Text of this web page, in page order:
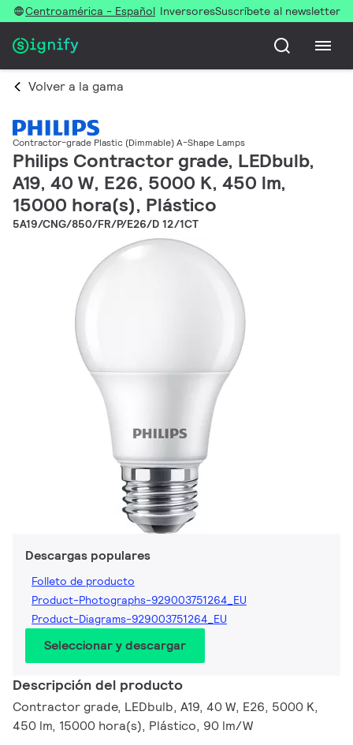
Centroamérica - Español InversoresSuscríbete al newsletter
Volver a la gama
Contractor-grade Plastic (Dimmable) A-Shape Lamps
Philips Contractor grade, LEDbulb,
A19, 40 W, E26, 5000 K, 450 lm,
15000 hora(s), Plástico
5A19/CNG/850/FR/P/E26/D 12/1CT
Descargas populares
Folleto de producto
Product-Photographs-929003751264_EU
Product-Diagrams-929003751264_EU
Seleccionar y descargar
Descripción del producto
Contractor grade, LEDbulb, A19, 40 W, E26, 5000 K,
450 lm, 15000 hora(s), Plástico, 90 lm/W